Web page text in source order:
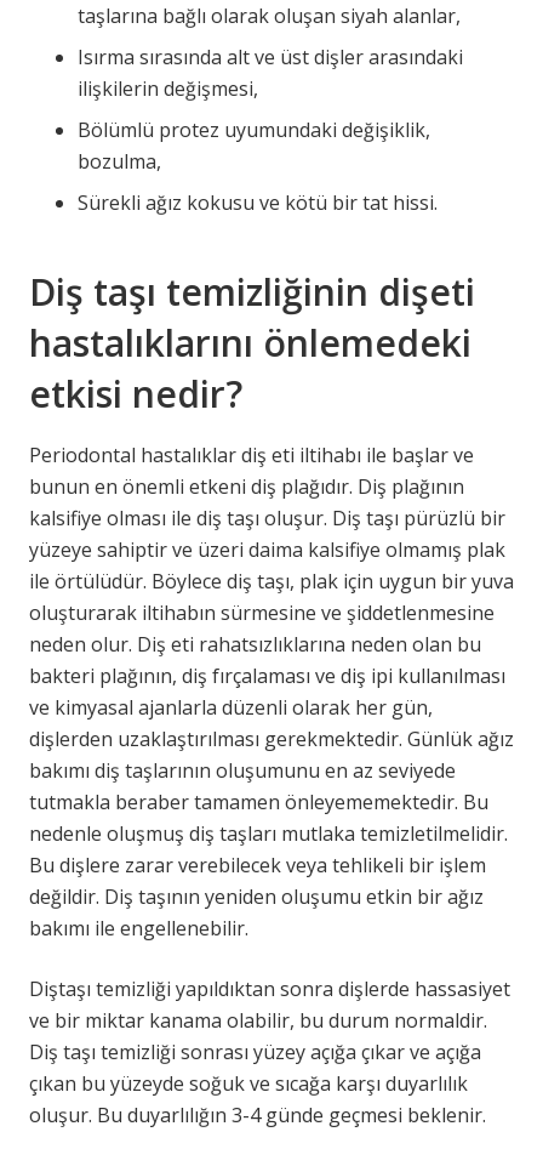
taşlarına bağlı olarak oluşan siyah alanlar,
Isırma sırasında alt ve üst dişler arasındaki
ilişkilerin değişmesi,
Bölümlü protez uyumundaki değişiklik,
bozulma,
Sürekli ağız kokusu ve kötü bir tat hissi.
Diş taşı temizliğinin dişeti
hastalıklarını önlemedeki
etkisi nedir?
Periodontal hastalıklar diş eti iltihabı ile başlar ve
bunun en önemli etkeni diş plağıdır. Diş plağının
kalsifiye olması ile diş taşı oluşur. Diş taşı pürüzlü bir
yüzeye sahiptir ve üzeri daima kalsifiye olmamış plak
ile örtülüdür. Böylece diş taşı, plak için uygun bir yuva
oluşturarak iltihabın sürmesine ve şiddetlenmesine
neden olur. Diş eti rahatsızlıklarına neden olan bu
bakteri plağının, diş fırçalaması ve diş ipi kullanılması
ve kimyasal ajanlarla düzenli olarak her gün,
dişlerden uzaklaştırılması gerekmektedir. Günlük ağız
bakımı diş taşlarının oluşumunu en az seviyede
tutmakla beraber tamamen önleyememektedir. Bu
nedenle oluşmuş diş taşları mutlaka temizletilmelidir.
Bu dişlere zarar verebilecek veya tehlikeli bir işlem
değildir. Diş taşının yeniden oluşumu etkin bir ağız
bakımı ile engellenebilir.
Diştaşı temizliği yapıldıktan sonra dişlerde hassasiyet
ve bir miktar kanama olabilir, bu durum normaldir.
Diş taşı temizliği sonrası yüzey açığa çıkar ve açığa
çıkan bu yüzeyde soğuk ve sıcağa karşı duyarlılık
oluşur. Bu duyarlılığın 3-4 günde geçmesi beklenir.